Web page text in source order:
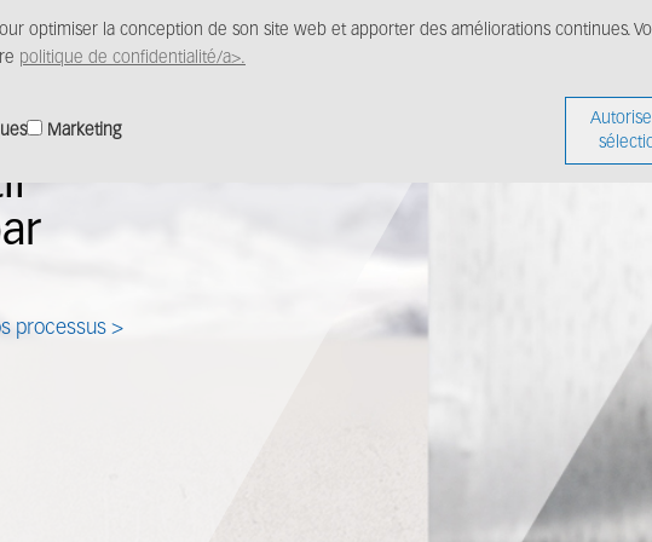
optimiser la conception de son site web et apporter des améliorations continues.
politique de confidentialité/a>.
Marketing
Solutions Distribution